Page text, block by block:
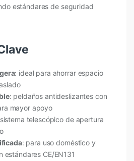
estándares de seguridad
: ideal para ahorrar espacio
: peldaños antideslizantes con
mayor apoyo
telescópico de apertura
: para uso doméstico y
estándares CE/EN131